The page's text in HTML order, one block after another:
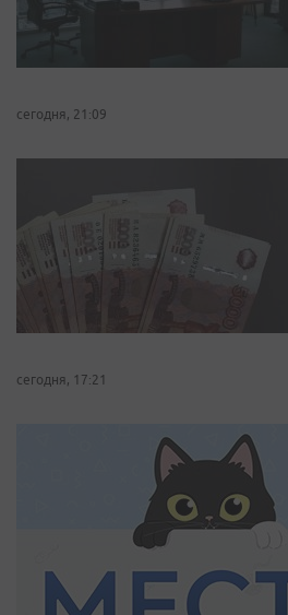
сегодня, 21:09
сегодня, 17:21